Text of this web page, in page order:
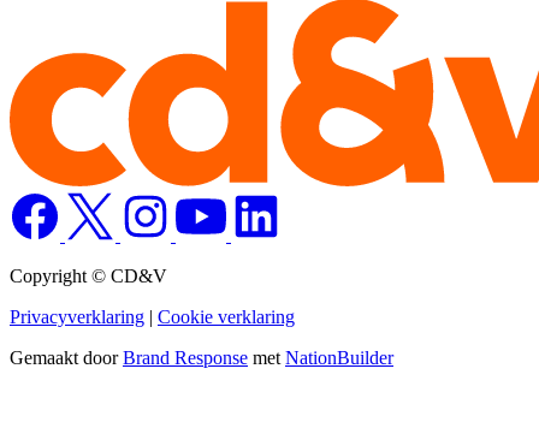
Copyright © CD&V
Privacyverklaring | Cookie verklaring
Gemaakt doorBrand Response met NationBuilder